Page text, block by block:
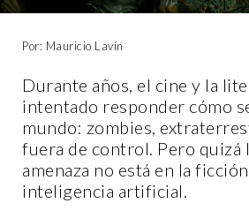
Por: Mauricio Lavín
Durante años, el cine y la
intentado responder cómo
mundo: zombies,
fuera de control. Pero quizá
amenaza no está en la
inteligencia artificial.